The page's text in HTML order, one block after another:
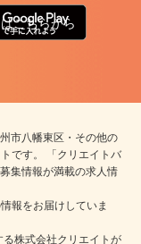
こちらから
市八幡東区・その他の
です。 「クリエイトバ
集情報が満載の求人情
報をお届けしていま
株式会社クリエイトが